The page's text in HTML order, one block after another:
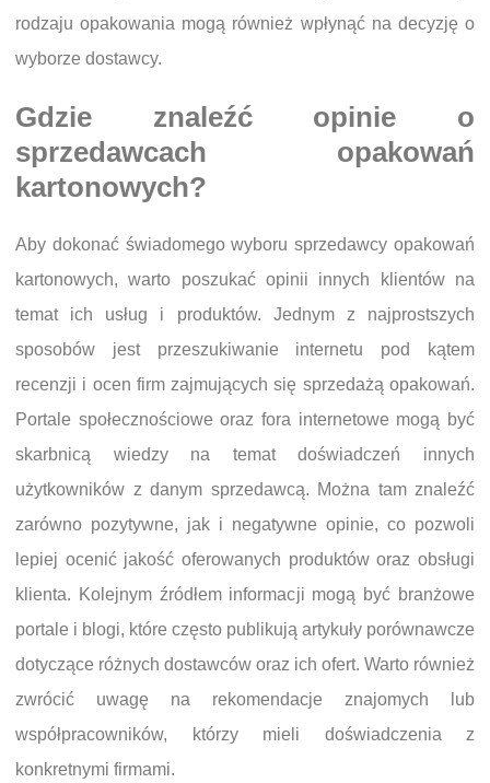
rodzaju opakowania mogą również wpłynąć na decyzję o
wyborze dostawcy.
Gdzie znaleźć opinie o
sprzedawcach opakowań
kartonowych?
Aby dokonać świadomego wyboru sprzedawcy opakowań
kartonowych, warto poszukać opinii innych klientów na
temat ich usług i produktów. Jednym z najprostszych
sposobów jest przeszukiwanie internetu pod kątem
recenzji i ocen firm zajmujących się sprzedażą opakowań.
Portale społecznościowe oraz fora internetowe mogą być
skarbnicą wiedzy na temat doświadczeń innych
użytkowników z danym sprzedawcą. Można tam znaleźć
zarówno pozytywne, jak i negatywne opinie, co pozwoli
lepiej ocenić jakość oferowanych produktów oraz obsługi
klienta. Kolejnym źródłem informacji mogą być branżowe
portale i blogi, które często publikują artykuły porównawcze
dotyczące różnych dostawców oraz ich ofert. Warto również
zwrócić uwagę na rekomendacje znajomych lub
współpracowników, którzy mieli doświadczenia z
konkretnymi firmami.